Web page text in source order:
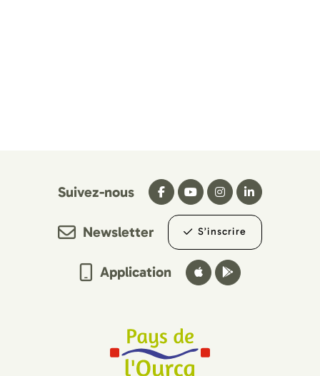
Suivez-nous
Newsletter S’inscrire
Application